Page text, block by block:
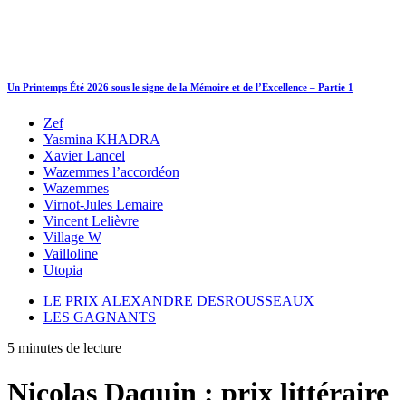
Un Printemps Été 2026 sous le signe de la Mémoire et de l’Excellence – Partie 1
Zef
Yasmina KHADRA
Xavier Lancel
Wazemmes l’accordéon
Wazemmes
Virnot-Jules Lemaire
Vincent Lelièvre
Village W
Vailloline
Utopia
LE PRIX ALEXANDRE DESROUSSEAUX
LES GAGNANTS
5 minutes de lecture
Nicolas Daquin : prix littéraire